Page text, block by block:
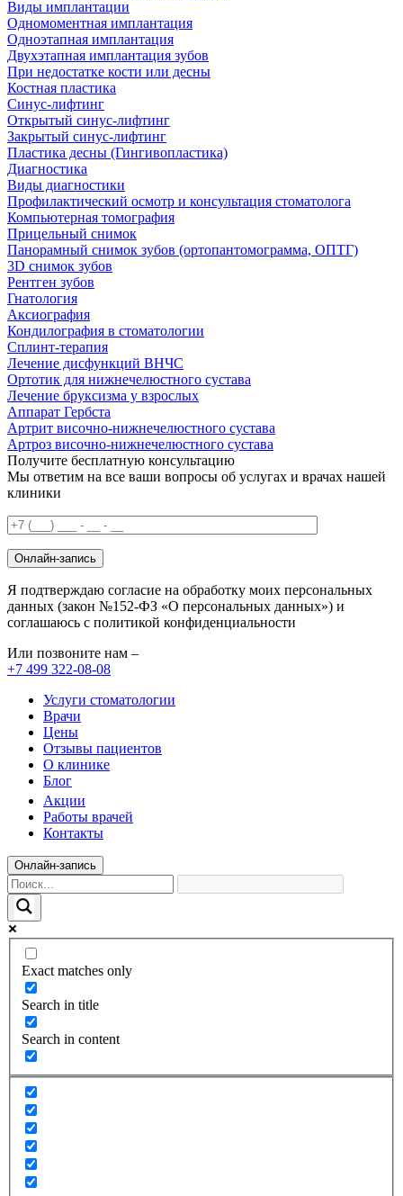
Виды имплантации
Одномоментная имплантация
Одноэтапная имплантация
Двухэтапная имплантация зубов
При недостатке кости или десны
Костная пластика
Синус-лифтинг
Открытый синус-лифтинг
Закрытый синус-лифтинг
Пластика десны (Гингивопластика)
Диагностика
Виды диагностики
Профилактический осмотр и консультация стоматолога
Компьютерная томография
Прицельный снимок
Панорамный снимок зубов (ортопантомограмма, ОПТГ)
3D снимок зубов
Рентген зубов
Гнатология
Аксиография
Кондилография в стоматологии
Сплинт-терапия
Лечение дисфункций ВНЧС
Ортотик для нижнечелюстного сустава
Лечение бруксизма у взрослых
Аппарат Гербста
Артрит височно-нижнечелюстного сустава
Артроз височно-нижнечелюстного сустава
Получите бесплатную консультацию
Мы ответим на все ваши вопросы об услугах и врачах нашей
клиники
Онлайн-запись
Я подтверждаю согласие на обработку моих персональных
данных (закон №152-ФЗ «О персональных данных») и
соглашаюсь с политикой конфиденциальности
Или позвоните нам –
+7 499 322-08-08
Услуги стоматологии
Врачи
Цены
Отзывы пациентов
О клинике
Блог
Акции
Работы врачей
Контакты
Онлайн-запись
Exact matches only
Search in title
Search in content